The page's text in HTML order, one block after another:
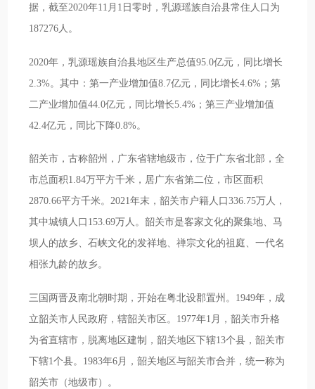
据，截至2020年11月1日零时，乳源瑶族自治县常住人口为
187276人。
2020年，乳源瑶族自治县地区生产总值95.0亿元，同比增长
2.3%。其中：第一产业增加值8.7亿元，同比增长4.6%；第
二产业增加值44.0亿元，同比增长5.4%；第三产业增加值
42.4亿元，同比下降0.8%。
韶关市，古称韶州，广东省辖地级市，位于广东省北部，全
市总面积1.84万平方千米，居广东省第二位，市区面积
2870.66平方千米。2021年末，韶关市户籍人口336.75万人，
其中城镇人口153.69万人。韶关市是客家文化的聚集地、马
坝人的故乡、石峡文化的发祥地、禅宗文化的祖庭、一代名
相张九龄的故乡。
三国两晋及南北朝时期，开始在粤北设郡置州。1949年，成
立韶关市人民政府，辖韶关市区。1977年1月，韶关市升格
为省直辖市，脱离地区建制，韶关地区下辖13个县，韶关市
下辖1个县。1983年6月，韶关地区与韶关市合并，统一称为
韶关市（地级市）。